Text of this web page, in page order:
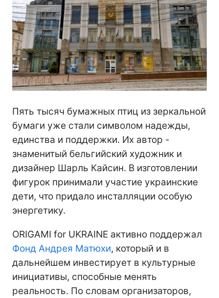
Пять тысяч бумажных птиц из зеркальной
бумаги уже стали символом надежды,
единства и поддержки. Их автор -
знаменитый бельгийский художник и
дизайнер Шарль Кайсин. В изготовлении
фигурок принимали участие украинские
дети, что придало инсталляции особую
энергетику.
ORIGAMI for UKRAINE активно поддержал
Фонд Андрея Матюхи, который и в
дальнейшем инвестирует в культурные
инициативы, способные менять
реальность. По словам организаторов,